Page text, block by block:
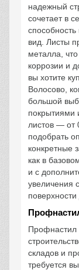
надежный
сочетает в
вид. Листы
металла, что
коррозии и
вы хотите
Волосово,
большой
покрытиями
листов — от
подобрать
конкретные
как в
и с
увеличения
поверхности
Профнастил
складов и
требуется